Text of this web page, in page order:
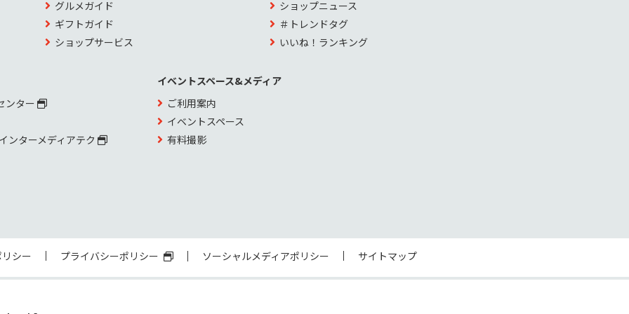
グルメガイド
ギフトガイド
ショップサービス
ショップニュース
＃トレンドタグ
いいね！ランキング
ンター
ンターメディアテク
イベントスペース&メディア
ご利用案内
イベントスペース
有料撮影
シー プライバシーポリシー ソーシャルメディアポリシー サイトマップ